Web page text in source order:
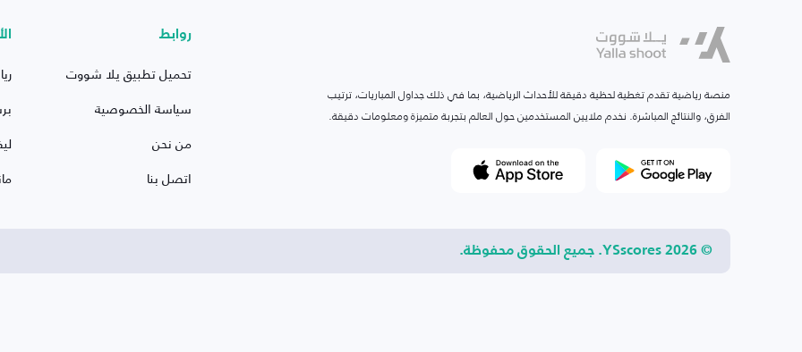
منصة رياضية تقدم تغطية لحظية دقيقة للأحداث الرياضية، بما في ذلك جداول المباريات، ترتيب
الفرق، والنتائج المباشرة. نخدم ملايين المستخدمين حول العالم بتجربة متميزة ومعلومات دقيقة.
روابط
تحميل تطبيق يلا شووت
سياسة الخصوصية
من نحن
اتصل بنا
© 2026 YSscores. جميع الحقوق محفوظة.